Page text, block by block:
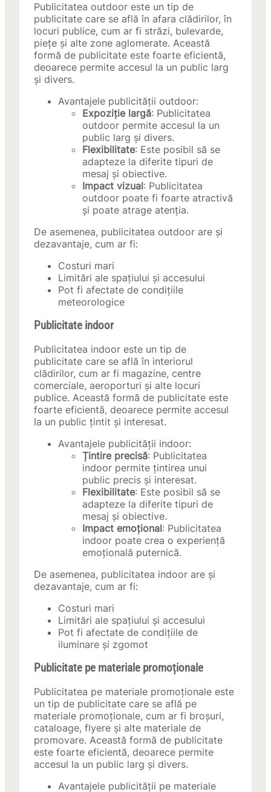
Publicitatea outdoor este un tip de
publicitate care se află în afara clădirilor, în
locuri publice, cum ar fi străzi, bulevarde,
piețe și alte zone aglomerate. Această
formă de publicitate este foarte eficientă,
deoarece permite accesul la un public larg
și divers.
Avantajele publicității outdoor:
Expoziție largă: Publicitatea
outdoor permite accesul la un
public larg și divers.
Flexibilitate: Este posibil să se
adapteze la diferite tipuri de
mesaj și obiective.
Impact vizual: Publicitatea
outdoor poate fi foarte atractivă
și poate atrage atenția.
De asemenea, publicitatea outdoor are și
dezavantaje, cum ar fi:
Costuri mari
Limitări ale spațiului și accesului
Pot fi afectate de condițiile
meteorologice
Publicitate indoor
Publicitatea indoor este un tip de
publicitate care se află în interiorul
clădirilor, cum ar fi magazine, centre
comerciale, aeroporturi și alte locuri
publice. Această formă de publicitate este
foarte eficientă, deoarece permite accesul
la un public țintit și interesat.
Avantajele publicității indoor:
Țintire precisă: Publicitatea
indoor permite țintirea unui
public precis și interesat.
Flexibilitate: Este posibil să se
adapteze la diferite tipuri de
mesaj și obiective.
Impact emoțional: Publicitatea
indoor poate crea o experiență
emoțională puternică.
De asemenea, publicitatea indoor are și
dezavantaje, cum ar fi:
Costuri mari
Limitări ale spațiului și accesului
Pot fi afectate de condițiile de
iluminare și zgomot
Publicitate pe materiale promoționale
Publicitatea pe materiale promoționale este
un tip de publicitate care se află pe
materiale promoționale, cum ar fi broșuri,
cataloage, flyere și alte materiale de
promovare. Această formă de publicitate
este foarte eficientă, deoarece permite
accesul la un public larg și divers.
Avantajele publicității pe materiale